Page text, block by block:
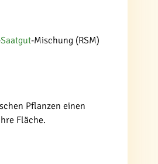
Saatgut-Mischung (RSM)
Pflanzen einen
Fläche.